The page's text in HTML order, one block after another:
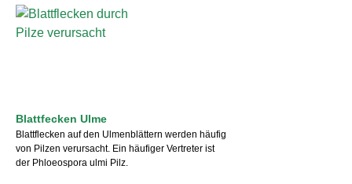
Blattfecken Ulme
Blattflecken auf den Ulmenblättern werden häufig
von Pilzen verursacht. Ein häufiger Vertreter ist
der Phloeospora ulmi Pilz.